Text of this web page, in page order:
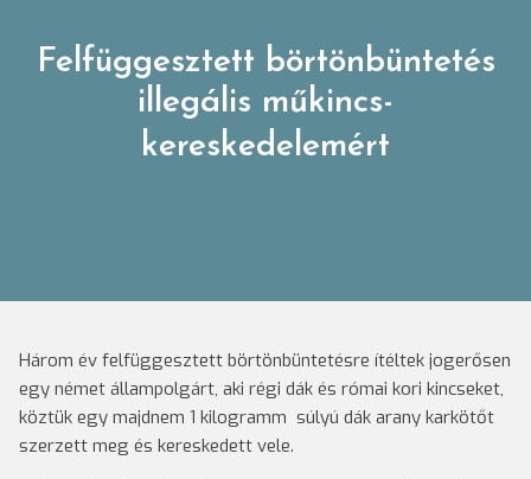
Felfüggesztett börtönbüntetés
illegális műkincs-
kereskedelemért
Három év felfüggesztett börtönbüntetésre ítéltek jogerősen
egy német állampolgárt, aki régi dák és római kori kincseket,
köztük egy majdnem 1 kilogramm súlyú dák arany karkötőt
szerzett meg és kereskedett vele.